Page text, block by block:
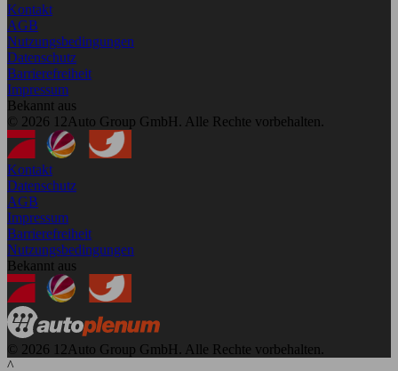
Kontakt
AGB
Nutzungsbedingungen
Datenschutz
Barrierefreiheit
Impressum
Bekannt aus
© 2026 12Auto Group GmbH. Alle Rechte vorbehalten.
Kontakt
Datenschutz
AGB
Impressum
Barrierefreiheit
Nutzungsbedingungen
Bekannt aus
© 2026 12Auto Group GmbH. Alle Rechte vorbehalten.
^